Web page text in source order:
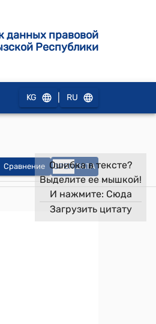
данных правовой
Республики
KG RU
Сравнение OPEN DATA
Ошибка в тексте?
Выделите ее мышкой!
И нажмите: Сюда
Загрузить цитату